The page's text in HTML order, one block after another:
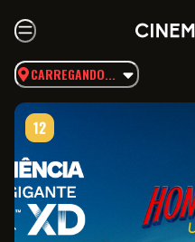
CARREGANDO...